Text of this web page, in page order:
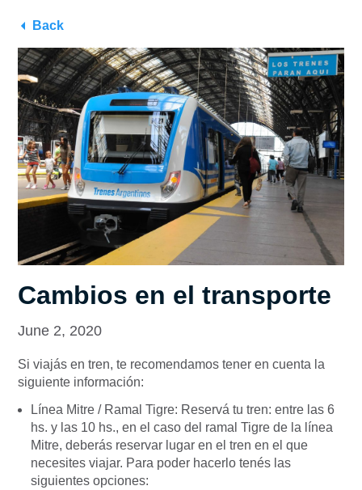
Back
Cambios en el transporte
June 2, 2020
Si viajás en tren, te recomendamos tener en cuenta la
siguiente información:
Línea Mitre / Ramal Tigre: Reservá tu tren: entre las 6
hs. y las 10 hs., en el caso del ramal Tigre de la línea
Mitre, deberás reservar lugar en el tren en el que
necesites viajar. Para poder hacerlo tenés las
siguientes opciones: